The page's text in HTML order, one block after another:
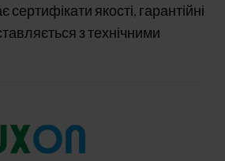
сертифікати якості, гарантійні
з технічними